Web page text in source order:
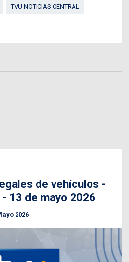
TVU NOTICIAS CENTRAL
de vehículos -
13 de mayo 2026
2026